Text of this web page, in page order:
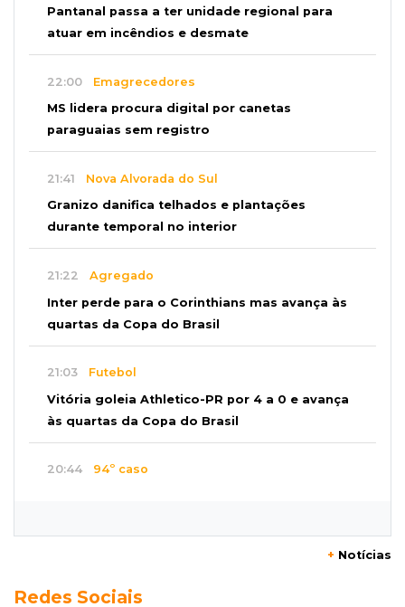
Pantanal passa a ter unidade regional para
atuar em incêndios e desmate
22:00 Emagrecedores
MS lidera procura digital por canetas
paraguaias sem registro
21:41 Nova Alvorada do Sul
Granizo danifica telhados e plantações
durante temporal no interior
21:22 Agregado
Inter perde para o Corinthians mas avança às
quartas da Copa do Brasil
21:03 Futebol
Vitória goleia Athletico-PR por 4 a 0 e avança
às quartas da Copa do Brasil
20:44 94º caso
Veja as dezenas de hoje na Mega-Sena, Quina,
+ Notícias
Redes Sociais